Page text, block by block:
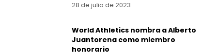
28 de julio de 2023
World Athletics nombra a Alberto
Juantorena como miembro
honorario